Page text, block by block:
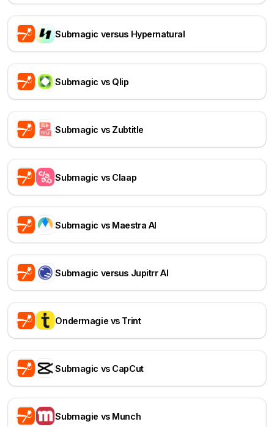
Submagic versus Hypernatural
Submagic vs Qlip
Submagic vs Zubtitle
Submagic vs Claap
Submagic vs Maestra AI
Submagic versus Jupitrr AI
Ondermagie vs Trint
Submagic vs CapCut
Submagie vs Munch